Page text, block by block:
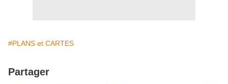
#PLANS et CARTES
Partager